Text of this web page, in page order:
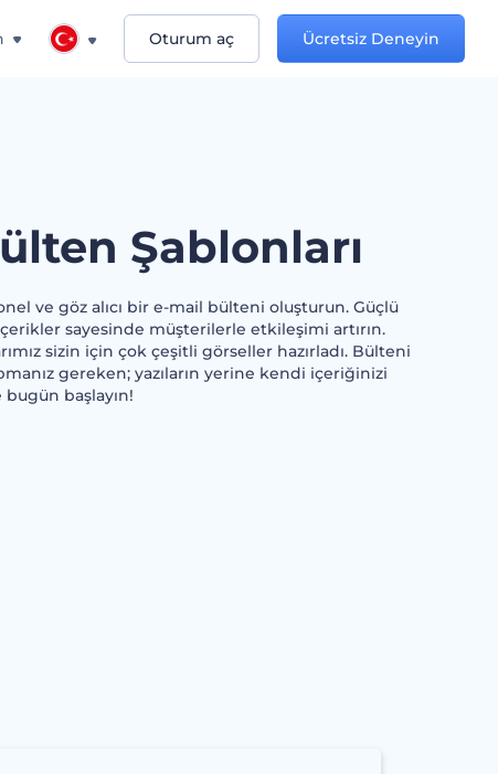
Oturum aç Ücretsiz Deneyin
Şablonları
ve göz alıcı bir e-mail bülteni oluşturun. Güçlü
sayesinde müşterilerle etkileşimi artırın.
sizin için çok çeşitli görseller hazırladı. Bülteni
gereken; yazıların yerine kendi içeriğinizi
başlayın!